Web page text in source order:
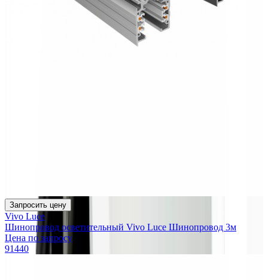
Запросить цену
Vivo Luce
Шинопровод осветительный Vivo Luce Шинопровод 3м
Цена по запросу
91440